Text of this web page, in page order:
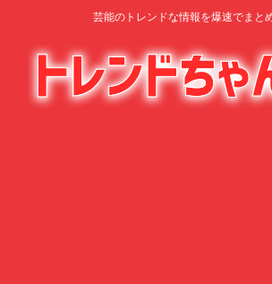
芸能のトレンドな情報を爆速でまと